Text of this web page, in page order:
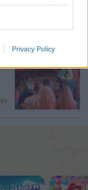
Privacy Policy
99